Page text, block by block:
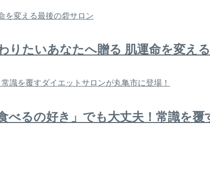
たいあなたへ贈る 肌運命を変え
べるの好き」でも大丈夫！常識を